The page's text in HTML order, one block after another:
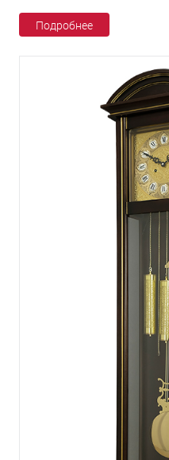
Подробнее